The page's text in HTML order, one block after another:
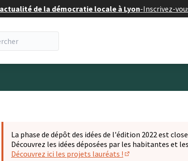
de la démocratie locale à Lyon-Inscrivez-
La phase de dépôt des idées de l'édition 2022 est
Découvrez les idées déposées par les habitantes et
Découvrez ici les projets lauréats !